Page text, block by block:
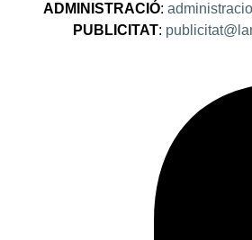
ADMINISTRACIÓ:
PUBLICITAT: